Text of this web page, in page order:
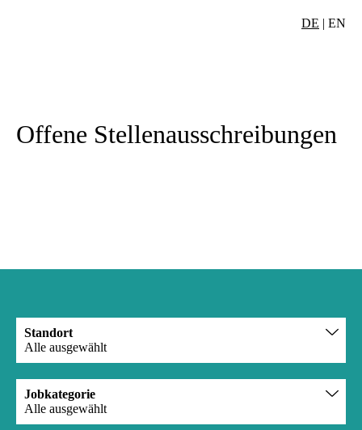
DE | EN
Offene Stellenausschreibungen
Standort
Alle ausgewählt
Jobkategorie
Alle ausgewählt